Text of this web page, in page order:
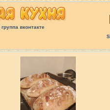
группа вконтакте